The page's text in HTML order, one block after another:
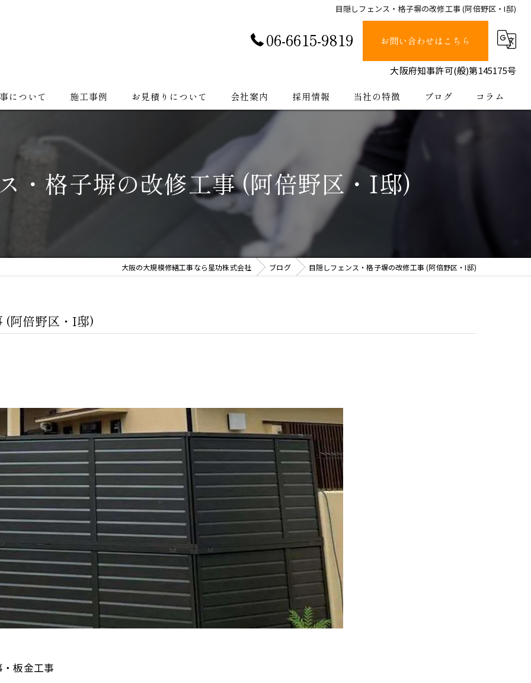
目隠しフェンス・格子塀の改修工事 (阿倍野区・I邸)
06-6615-9819 お問い合わせはこちら
大阪府知事許可(般)第145175号
について 施工事例 お見積りについて 会社案内
会社紹介
採用情報 当社の特徴
塗装
止水
防水
ブログ コラム
・格子塀の改修工事 (阿倍野区・I邸)
大阪の大規模修繕工事なら星功株式会社 ブログ 目隠しフェンス・格子塀の改修工事 (阿倍野区・I邸)
(阿倍野区・I邸)
板金工事